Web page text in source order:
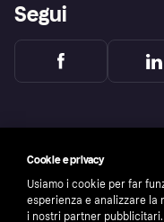
Segui
Cookie e privacy
Usiamo i cookie per far
esperienza e analizzare la
i nostri partner